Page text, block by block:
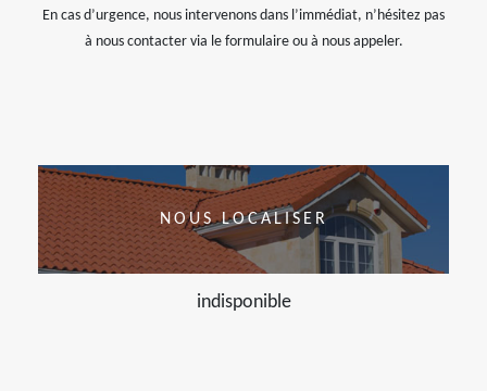
En cas d’urgence, nous intervenons dans l’immédiat, n’hésitez pas
à nous contacter via le formulaire ou à nous appeler.
NOUS LOCALISER
indisponible